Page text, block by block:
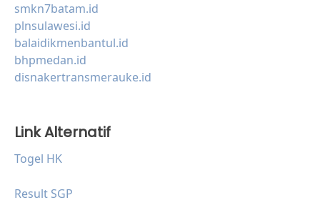
smkn7batam.id
plnsulawesi.id
balaidikmenbantul.id
bhpmedan.id
disnakertransmerauke.id
Link Alternatif
Togel HK
Result SGP